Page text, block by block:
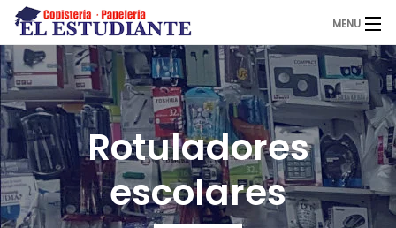
MENU
El Estudiante
Copistería
Papelería
Rotuladores
escolares